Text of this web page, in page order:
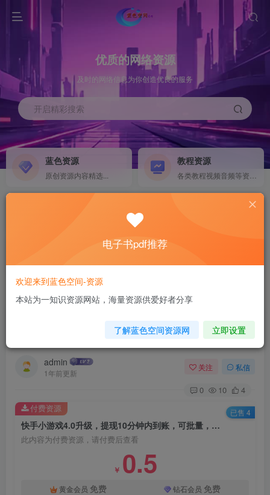
优质的网络资源
及时的网络信息为你创造优良的服务
开启精彩搜索
蓝色资源
原创资源内容精选...
教程资源
计算机 移动设备 软件下载....
电子书籍下载...
首页 自媒体类 正文
快手小游戏4.0升级，提现10分钟内到账，可批
量，可放大，小白可轻松上…
admin
1年前更新
关注 私信
0 10 4
快手小游戏4.0升级，提现10分钟内到账，可批量，可放大，小白可轻松上…
此内容为付费资源，请付费后查看
￥ 0.5
黄金会员 免费 钻石会员 免费
付费资源 已售 4
电子书pdf推荐
欢迎来到蓝色空间-资源
本站为一知识资源网站，海量资源供爱好者分享
了解蓝色空间资源网 立即设置